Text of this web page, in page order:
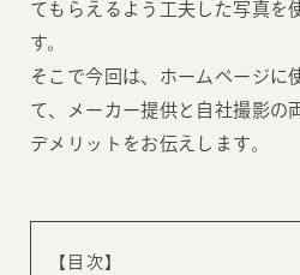
てもらえるよう工夫した写真を
す。
そこで今回は、ホームページに
て、メーカー提供と自社撮影の
デメリットをお伝えします。
【目次】